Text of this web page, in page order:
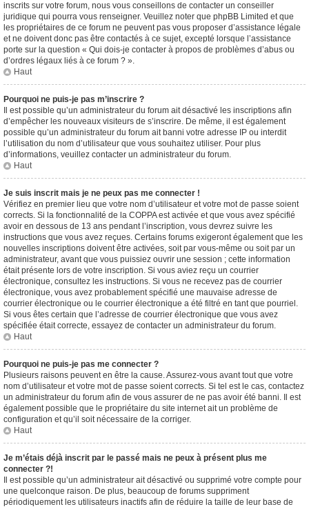
inscrits sur votre forum, nous vous conseillons de contacter un conseiller
juridique qui pourra vous renseigner. Veuillez noter que phpBB Limited et que
les propriétaires de ce forum ne peuvent pas vous proposer d’assistance légale
et ne doivent donc pas être contactés à ce sujet, excepté lorsque l’assistance
porte sur la question « Qui dois-je contacter à propos de problèmes d’abus ou
d’ordres légaux liés à ce forum ? ».
Haut
Pourquoi ne puis-je pas m’inscrire ?
Il est possible qu’un administrateur du forum ait désactivé les inscriptions afin
d’empêcher les nouveaux visiteurs de s’inscrire. De même, il est également
possible qu’un administrateur du forum ait banni votre adresse IP ou interdit
l’utilisation du nom d’utilisateur que vous souhaitez utiliser. Pour plus
d’informations, veuillez contacter un administrateur du forum.
Haut
Je suis inscrit mais je ne peux pas me connecter !
Vérifiez en premier lieu que votre nom d’utilisateur et votre mot de passe soient
corrects. Si la fonctionnalité de la COPPA est activée et que vous avez spécifié
avoir en dessous de 13 ans pendant l’inscription, vous devrez suivre les
instructions que vous avez reçues. Certains forums exigeront également que les
nouvelles inscriptions doivent être activées, soit par vous-même ou soit par un
administrateur, avant que vous puissiez ouvrir une session ; cette information
était présente lors de votre inscription. Si vous aviez reçu un courrier
électronique, consultez les instructions. Si vous ne recevez pas de courrier
électronique, vous avez probablement spécifié une mauvaise adresse de
courrier électronique ou le courrier électronique a été filtré en tant que pourriel.
Si vous êtes certain que l’adresse de courrier électronique que vous avez
spécifiée était correcte, essayez de contacter un administrateur du forum.
Haut
Pourquoi ne puis-je pas me connecter ?
Plusieurs raisons peuvent en être la cause. Assurez-vous avant tout que votre
nom d’utilisateur et votre mot de passe soient corrects. Si tel est le cas, contactez
un administrateur du forum afin de vous assurer de ne pas avoir été banni. Il est
également possible que le propriétaire du site internet ait un problème de
configuration et qu’il soit nécessaire de la corriger.
Haut
Je m’étais déjà inscrit par le passé mais ne peux à présent plus me
connecter ?!
Il est possible qu’un administrateur ait désactivé ou supprimé votre compte pour
une quelconque raison. De plus, beaucoup de forums suppriment
périodiquement les utilisateurs inactifs afin de réduire la taille de leur base de